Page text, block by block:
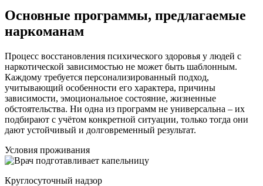
Основные программы, предлагаемые
наркоманам
Процесс восстановления психического здоровья у людей с
наркотической зависимостью не может быть шаблонным.
Каждому требуется персонализированный подход,
учитывающий особенности его характера, причины
зависимости, эмоциональное состояние, жизненные
обстоятельства. Ни одна из программ не универсальна – их
подбирают с учётом конкретной ситуации, только тогда они
дают устойчивый и долговременный результат.
Условия проживания
Круглосуточный надзор